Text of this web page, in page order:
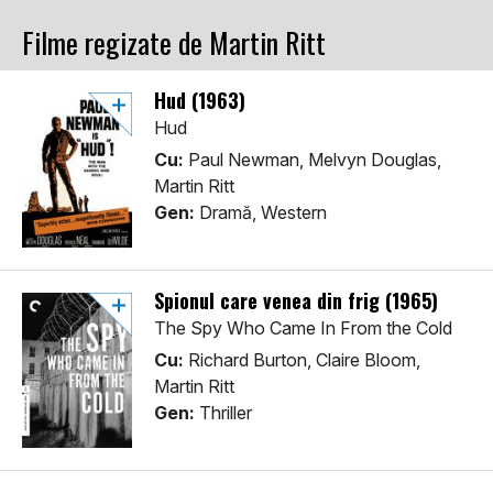
Filme regizate de Martin Ritt
Hud (1963)
Hud
Cu: Paul Newman, Melvyn Douglas,
Martin Ritt
Gen: Dramă, Western
Spionul care venea din frig (1965)
The Spy Who Came In From the Cold
Cu: Richard Burton, Claire Bloom,
Martin Ritt
Gen: Thriller